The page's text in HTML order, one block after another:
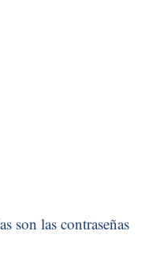
son las contraseñas